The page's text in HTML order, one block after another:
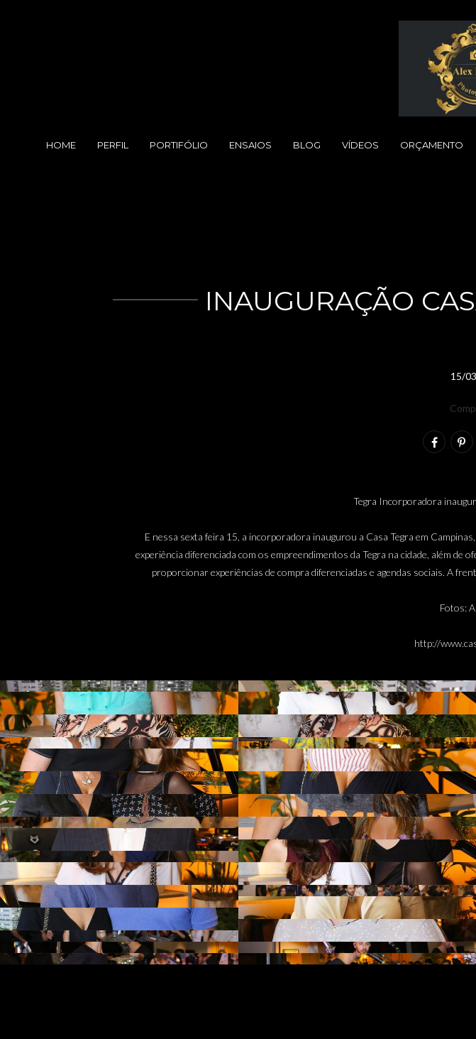
HOME PERFIL PORTIFÓLIO ENSAIOS BLOG VÍDEOS ORÇAMENTO
INAUGURAÇÃO
15/
Tegra Incorporadora
E nessa sexta feira 15, a incorporadora inaugurou a Casa Tegra em
experiência diferenciada com os empreendimentos da Tegra na cidade, além de
proporcionar experiências de compra diferenciadas e agendas sociais. A
Fotos:
http://